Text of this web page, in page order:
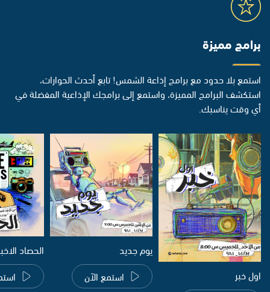
برامج مميزة
استمع بلا حدود مع برامج إذاعة الشمس! تابع أحدث الحوارات،
استكشف البرامج المميزة، واستمع إلى برامجك الإذاعية المفضلة في
أي وقت يناسبك.
اول خبر
يوم جديد
استمع الآن
الحصاد